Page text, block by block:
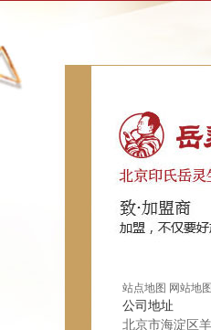
站点地图 网站地图
公司地址
北京市海淀区